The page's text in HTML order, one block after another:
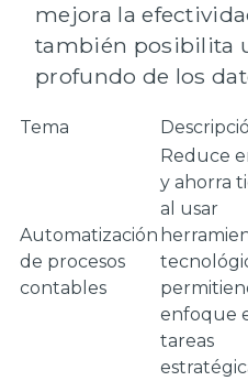
mejora la
también posibilita
profundo de los
Tema
Automatización
de procesos
contables
Reduce
y ahorra
al usar
enfoque
tareas